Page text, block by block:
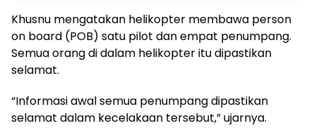
Khusnu mengatakan helikopter membawa person
on board (POB) satu pilot dan empat penumpang.
Semua orang di dalam helikopter itu dipastikan
selamat.
“Informasi awal semua penumpang dipastikan
selamat dalam kecelakaan tersebut,” ujarnya.